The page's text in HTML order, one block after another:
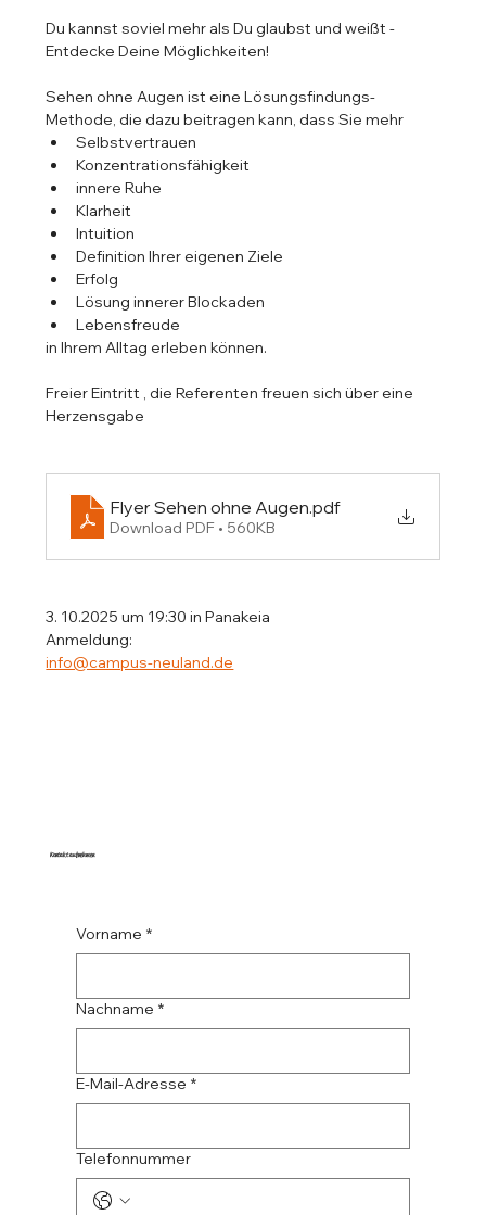
Du kannst soviel mehr als Du glaubst und weißt -
Entdecke Deine Möglichkeiten!
Sehen ohne Augen ist eine Lösungsfindungs-
Methode, die dazu beitragen kann, dass Sie mehr
Selbstvertrauen
Konzentrationsfähigkeit
innere Ruhe
Klarheit
Intuition
Definition Ihrer eigenen Ziele
Erfolg
Lösung innerer Blockaden
Lebensfreude
in Ihrem Alltag erleben können.
Freier Eintritt , die Referenten freuen sich über eine
Herzensgabe
Flyer Sehen ohne Augen.pdf
Download PDF • 560KB
3. 10.2025 um 19:30 in Panakeia
Anmeldung:
info@campus-neuland.de
Kontakt aufnehmen
Vorname *
Nachname *
E-Mail-Adresse *
Telefonnummer